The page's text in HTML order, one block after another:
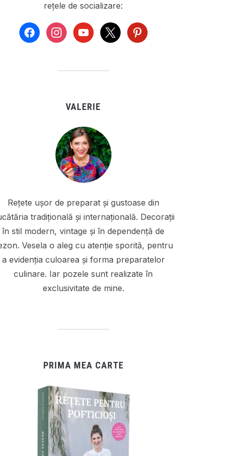
rețele de socializare:
facebookinstagramyoutube
x pinterest
VALERIE
Rețete ușor de preparat și gustoase din
tradițională și internațională. Decorații
în stil modern, vintage și în dependență de
Vesela o aleg cu atenție sporită, pentru
a evidenția culoarea și forma preparatelor
culinare. Iar pozele sunt realizate în
exclusivitate de mine.
PRIMA MEA CARTE